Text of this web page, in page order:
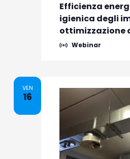
Efficienza
igienica degli
ottimizzazione
Webinar
VEN
16